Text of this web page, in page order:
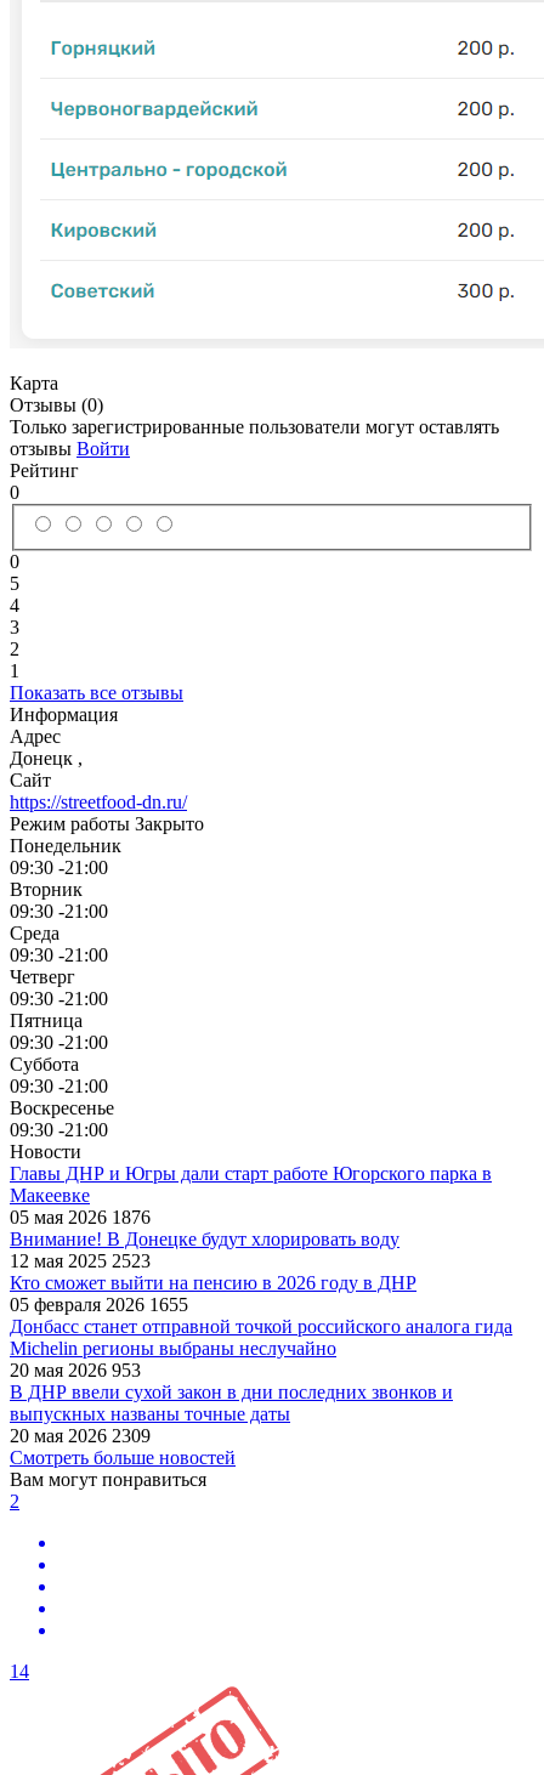
Карта
Отзывы (0)
Только зарегистрированные пользователи могут оставлять
отзывы Войти
Рейтинг
0
0
5
4
3
2
1
Показать все отзывы
Информация
Адрес
Донецк ,
Сайт
https://streetfood-dn.ru/
Режим работы Закрыто
Понедельник
09:30 -21:00
Вторник
09:30 -21:00
Среда
09:30 -21:00
Четверг
09:30 -21:00
Пятница
09:30 -21:00
Суббота
09:30 -21:00
Воскресенье
09:30 -21:00
Новости
Главы ДНР и Югры дали старт работе Югорского парка в
Макеевке
05 мая 2026 1876
Внимание! В Донецке будут хлорировать воду
12 мая 2025 2523
Кто сможет выйти на пенсию в 2026 году в ДНР
05 февраля 2026 1655
Донбасс станет отправной точкой российского аналога гида
Michelin регионы выбраны неслучайно
20 мая 2026 953
В ДНР ввели сухой закон в дни последних звонков и
выпускных названы точные даты
20 мая 2026 2309
Смотреть больше новостей
Вам могут понравиться
2
14